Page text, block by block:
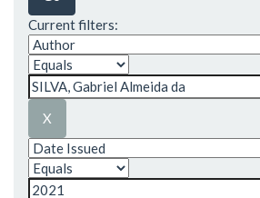
Current filters: